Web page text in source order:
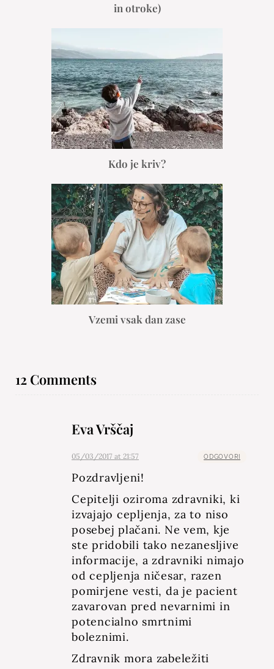
in otroke)
Kdo je kriv?
Vzemi vsak dan zase
12 Comments
Eva Vrščaj
05/03/2017 at 21:57 ODGOVORI
Pozdravljeni!
Cepitelji oziroma zdravniki, ki
izvajajo cepljenja, za to niso
posebej plačani. Ne vem, kje
ste pridobili tako nezanesljive
informacije, a zdravniki nimajo
od cepljenja ničesar, razen
pomirjene vesti, da je pacient
zavarovan pred nevarnimi in
potencialno smrtnimi
boleznimi.
Zdravnik mora zabeležiti